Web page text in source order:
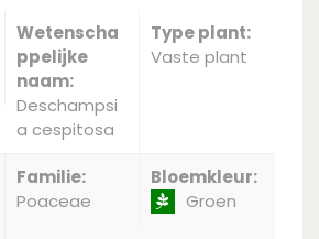
Wetenscha
ppelijke
naam:
Deschampsi
a cespitosa
Type plant:
Vaste plant
Familie:
Poaceae
Bloemkleur:
Groen